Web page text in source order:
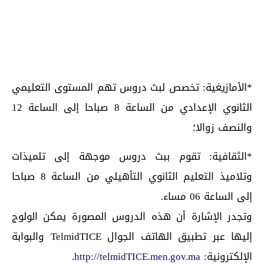
*الأمازيغية: تخصص لبث دروس تهم المستوى التعليمي
الثانوي الإعدادي من الساعة 8 صباحا إلى الساعة 12
والنصف زوالا؛
*الثقافية: تقوم ببث دروس موجهة إلى تلميذات
وتلاميذ التعليم الثانوي التأهيلي من الساعة 8 صباحا
إلى الساعة 06 مساء.
وتجدر الإشارة أن هذه الدروس المصورة يمكن الولوج
إليها عبر تطبيق الهاتف الجوال TelmidTICE والبوابة
الإلكترونية: http://telmidTICE.men.gov.ma
.